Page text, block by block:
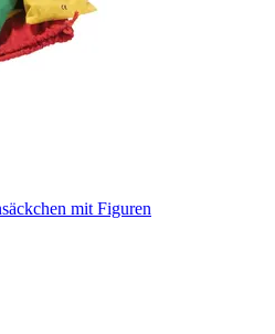
mit Figuren